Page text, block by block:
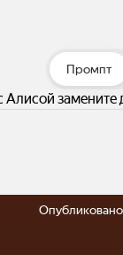
Промпт
Алисой замените